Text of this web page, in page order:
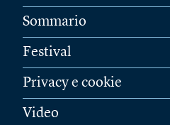
Sommario
Festival
Privacy e cookie
Video